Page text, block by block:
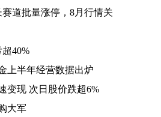
道批量涨停，8月行情关
40%
上半年经营数据出炉
变现 次日股价跌超6%
大军
易号 搜狐号